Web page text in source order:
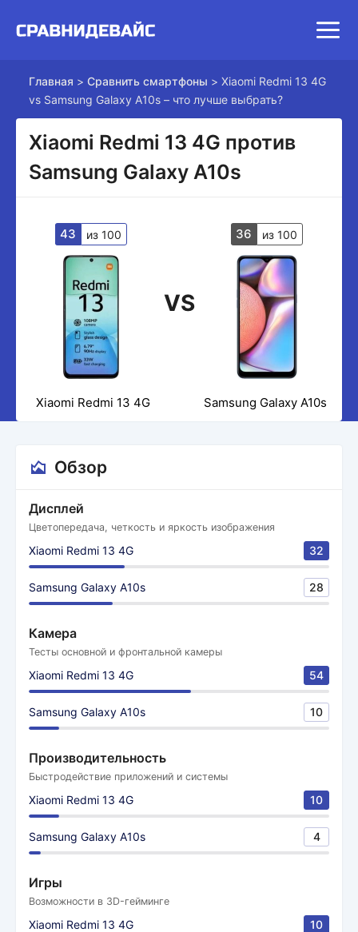
Главная > Сравнить смартфоны > Xiaomi Redmi 13 4G
vs Samsung Galaxy A10s – что лучше выбрать?
Xiaomi Redmi 13 4G против
Samsung Galaxy A10s
43 из 100
VS
36 из 100
Xiaomi Redmi 13 4G Samsung Galaxy A10s
Обзор
Дисплей
Цветопередача, четкость и яркость изображения
Xiaomi Redmi 13 4G 32
Samsung Galaxy A10s 28
Камера
Тесты основной и фронтальной камеры
Xiaomi Redmi 13 4G 54
Samsung Galaxy A10s 10
Производительность
Быстродействие приложений и системы
Xiaomi Redmi 13 4G 10
Samsung Galaxy A10s 4
Игры
Возможности в 3D-гейминге
Xiaomi Redmi 13 4G 10